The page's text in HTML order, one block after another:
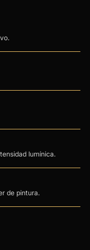
lumínica.
de pintura.